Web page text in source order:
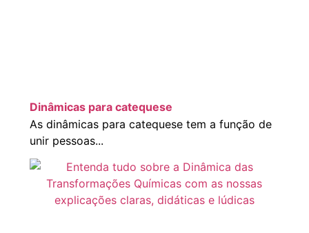
Dinâmicas para catequese
As dinâmicas para catequese tem a função de
unir pessoas...